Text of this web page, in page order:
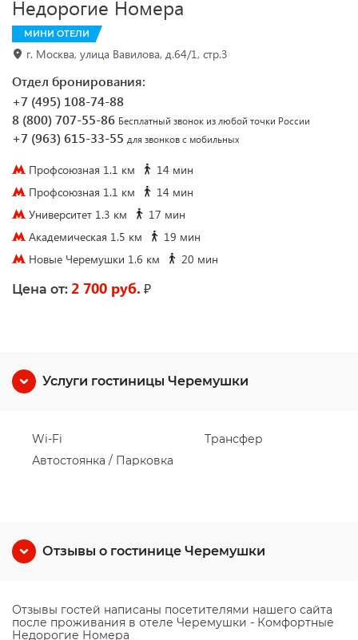
Недорогие Номера
МИНИ ОТЕЛИ
г. Москва, улица Вавилова, д.64/1, стр.3
Отдел бронирования:
+7 (495) 108-74-88
8 (800) 707-55-86 Бесплатный звонок из любой точки России
+7 (963) 615-33-55 для звонков с мобильных
Профсоюзная 1.1 км
14 мин
Профсоюзная 1.1 км
14 мин
Университет 1.3 км
17 мин
Академическая 1.5 км
19 мин
Новые Черемушки 1.6 км
20 мин
Цена от: 2 700 руб. ₽
Услуги гостиницы Черемушки
Wi-Fi
Автостоянка / Парковка
Трансфер
Отзывы о гостинице Черемушки
Отзывы гостей написаны посетителями нашего сайта
после проживания в отеле Черемушки - Комфортные
Недорогие Номера